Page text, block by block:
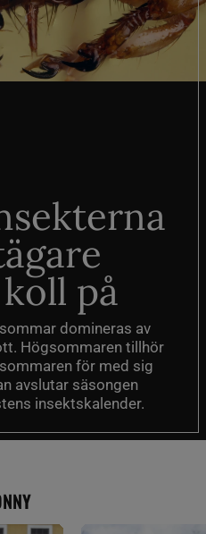
på
domineras av
Högsommaren tillhör
för med sig
avslutar säsongen
insektskalender.